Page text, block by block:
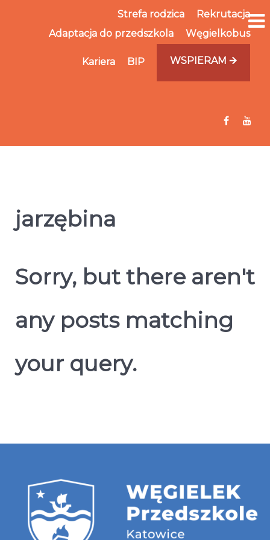
Strefa rodzica
Rekrutacja
Adaptacja do przedszkola
Węgielkobus
Kariera BIP WSPIERAM 🡪
jarzębina
Sorry, but there aren't
any posts matching
your query.